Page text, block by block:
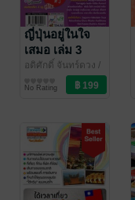
ญี่ปุ่นอยู่ในใจ
เสมอ เล่ม 3
อดิศักดิ์ จันทร์ดวง /
สำนักพิมพ์ฟอร์เวิร์ด
No Rating